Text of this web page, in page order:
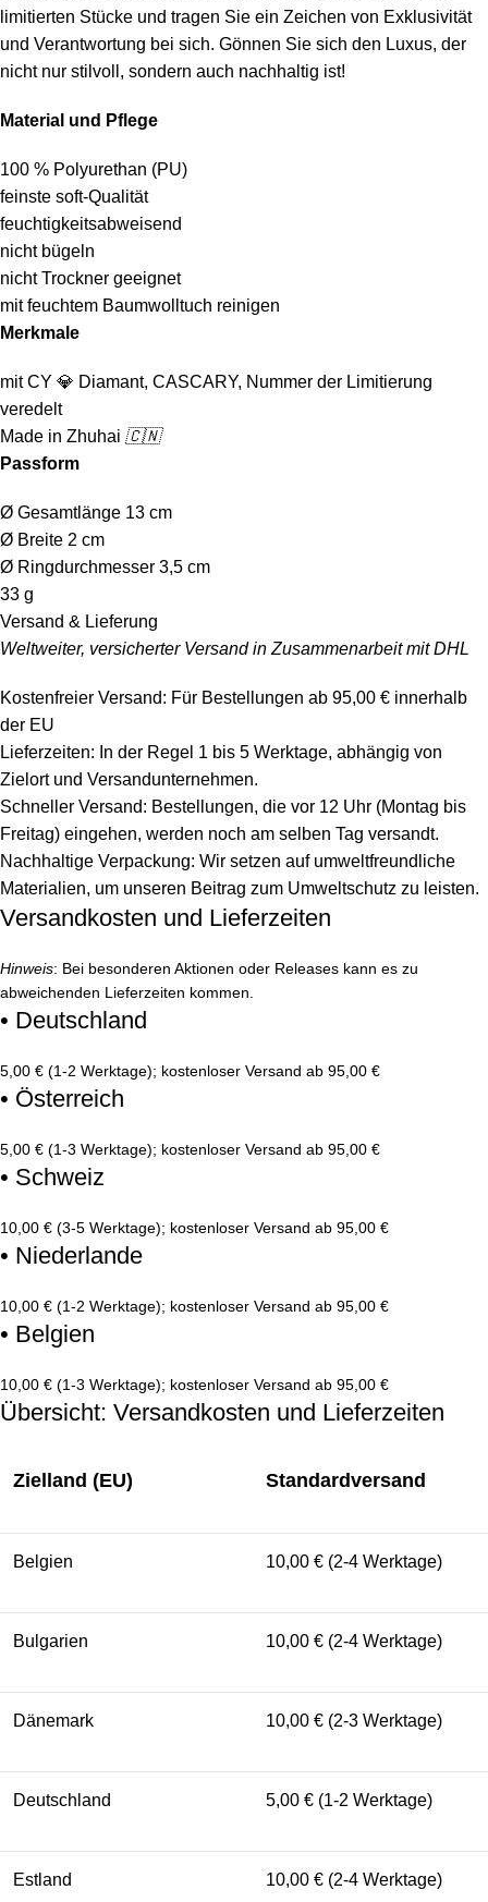
limitierten Stücke und tragen Sie ein Zeichen von Exklusivität
und Verantwortung bei sich. Gönnen Sie sich den Luxus, der
nicht nur stilvoll, sondern auch nachhaltig ist!
Material und Pflege
100 % Polyurethan (PU)
feinste soft-Qualität
feuchtigkeitsabweisend
nicht bügeln
nicht Trockner geeignet
mit feuchtem Baumwolltuch reinigen
Merkmale
mit CY 💎 Diamant, CASCARY, Nummer der Limitierung
veredelt
Made in Zhuhai 🇨🇳
Passform
Ø Gesamtlänge 13 cm
Ø Breite 2 cm
Ø Ringdurchmesser 3,5 cm
33 g
Versand & Lieferung
Weltweiter, versicherter Versand in Zusammenarbeit mit DHL
Kostenfreier Versand: Für Bestellungen ab 95,00 € innerhalb
der EU
Lieferzeiten: In der Regel 1 bis 5 Werktage, abhängig von
Zielort und Versandunternehmen.
Schneller Versand: Bestellungen, die vor 12 Uhr (Montag bis
Freitag) eingehen, werden noch am selben Tag versandt.
Nachhaltige Verpackung: Wir setzen auf umweltfreundliche
Materialien, um unseren Beitrag zum Umweltschutz zu leisten.
Versandkosten und Lieferzeiten
Hinweis: Bei besonderen Aktionen oder Releases kann es zu
abweichenden Lieferzeiten kommen.
• Deutschland
5,00 € (1-2 Werktage); kostenloser Versand ab 95,00 €
• Österreich
5,00 € (1-3 Werktage); kostenloser Versand ab 95,00 €
• Schweiz
10,00 € (3-5 Werktage); kostenloser Versand ab 95,00 €
• Niederlande
10,00 € (1-2 Werktage); kostenloser Versand ab 95,00 €
• Belgien
10,00 € (1-3 Werktage); kostenloser Versand ab 95,00 €
Übersicht: Versandkosten und Lieferzeiten
Zielland (EU) Standardversand
Belgien 10,00 € (2-4 Werktage)
Bulgarien 10,00 € (2-4 Werktage)
Dänemark 10,00 € (2-3 Werktage)
Deutschland 5,00 € (1-2 Werktage)
Estland 10,00 € (2-4 Werktage)